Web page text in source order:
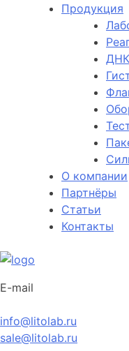
Продукция
О компании
Партнёры
Статьи
Контакты
E-mail
info@litolab.ru
sale@litolab.ru